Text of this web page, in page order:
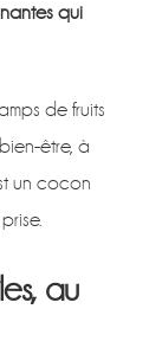
qui
de fruits
être, à
un cocon
au